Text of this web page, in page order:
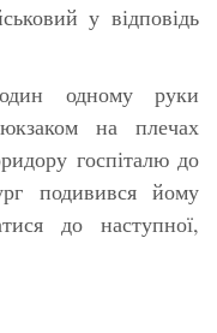
у відповідь
одному руки
на плечах
госпіталю до
подивився йому
до наступної,